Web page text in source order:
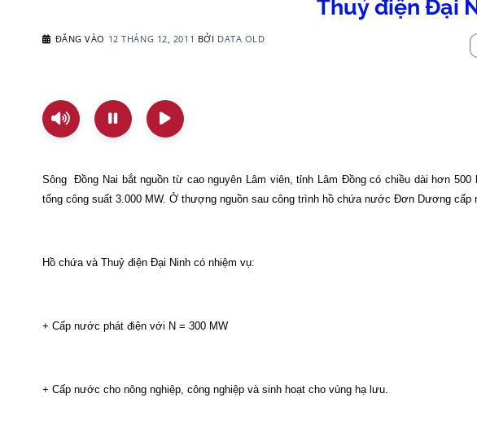
Thuỷ điện Đại
ĐĂNG VÀO 12 THÁNG 12, 2011 BỞI DATA OLD
Sông Đồng Nai bắt nguồn từ cao nguyên Lâm viên,tỉnh Lâm Đồng có chiều dài hơn 500
tổng công suất 3.000 MW. Ở thượng nguồn sau công trình hồ chứa nước Đơn Dương cấp
Hồ chứa và Thuỷ điện Đại Ninh có nhiệm vụ:
+ Cấp nước phát điện với N = 300 MW
+ Cấp nước cho nông nghiệp công nghiệp và sinh hoạt cho vùng hạ lưu